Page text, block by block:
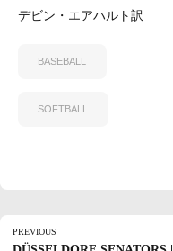
デビン・エアハルト訳
BASEBALL
SOFTBALL
PREVIOUS